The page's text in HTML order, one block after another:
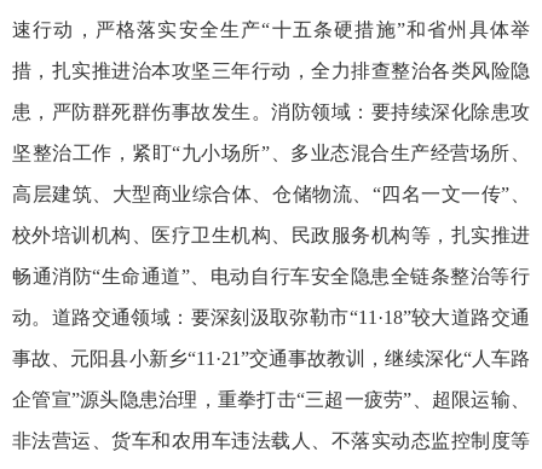
速行动，严格落实安全生产“十五条硬措施”和省州具体举
措，扎实推进治本攻坚三年行动，全力排查整治各类风险隐
患，严防群死群伤事故发生。消防领域：要持续深化除患攻
坚整治工作，紧盯“九小场所”、多业态混合生产经营场所、
高层建筑、大型商业综合体、仓储物流、“四名一文一传”、
校外培训机构、医疗卫生机构、民政服务机构等，扎实推进
畅通消防“生命通道”、电动自行车安全隐患全链条整治等行
动。道路交通领域：要深刻汲取弥勒市“11·18”较大道路交通
事故、元阳县小新乡“11·21”交通事故教训，继续深化“人车路
企管宣”源头隐患治理，重拳打击“三超一疲劳”、超限运输、
非法营运、货车和农用车违法载人、不落实动态监控制度等